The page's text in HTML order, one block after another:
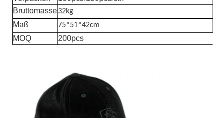
Bruttomasse32kg
Maß 75*51*42cm
MOQ 200pcs